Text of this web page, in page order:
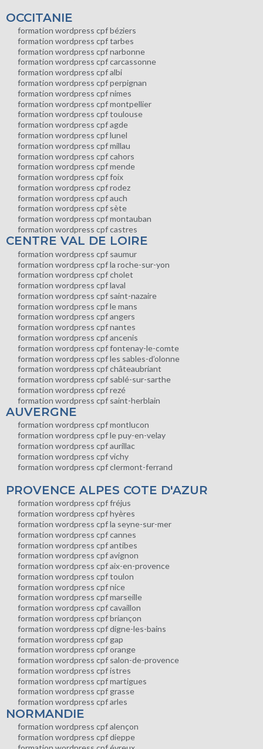
OCCITANIE
formation wordpress cpf béziers
formation wordpress cpf tarbes
formation wordpress cpf narbonne
formation wordpress cpf carcassonne
formation wordpress cpf albi
formation wordpress cpf perpignan
formation wordpress cpf nimes
formation wordpress cpf montpellier
formation wordpress cpf toulouse
formation wordpress cpf agde
formation wordpress cpf lunel
formation wordpress cpf millau
formation wordpress cpf cahors
formation wordpress cpf mende
formation wordpress cpf foix
formation wordpress cpf rodez
formation wordpress cpf auch
formation wordpress cpf sète
formation wordpress cpf montauban
formation wordpress cpf castres
CENTRE VAL DE LOIRE
formation wordpress cpf saumur
formation wordpress cpf la roche-sur-yon
formation wordpress cpf cholet
formation wordpress cpf laval
formation wordpress cpf saint-nazaire
formation wordpress cpf le mans
formation wordpress cpf angers
formation wordpress cpf nantes
formation wordpress cpf ancenis
formation wordpress cpf fontenay-le-comte
formation wordpress cpf les sables-d’olonne
formation wordpress cpf châteaubriant
formation wordpress cpf sablé-sur-sarthe
formation wordpress cpf rezé
formation wordpress cpf saint-herblain
AUVERGNE
formation wordpress cpf montlucon
formation wordpress cpf le puy-en-velay
formation wordpress cpf aurillac
formation wordpress cpf vichy
formation wordpress cpf clermont-ferrand
PROVENCE ALPES COTE D'AZUR
formation wordpress cpf fréjus
formation wordpress cpf hyères
formation wordpress cpf la seyne-sur-mer
formation wordpress cpf cannes
formation wordpress cpf antibes
formation wordpress cpf avignon
formation wordpress cpf aix-en-provence
formation wordpress cpf toulon
formation wordpress cpf nice
formation wordpress cpf marseille
formation wordpress cpf cavaillon
formation wordpress cpf briançon
formation wordpress cpf digne-les-bains
formation wordpress cpf gap
formation wordpress cpf orange
formation wordpress cpf salon-de-provence
formation wordpress cpf istres
formation wordpress cpf martigues
formation wordpress cpf grasse
formation wordpress cpf arles
NORMANDIE
formation wordpress cpf alençon
formation wordpress cpf dieppe